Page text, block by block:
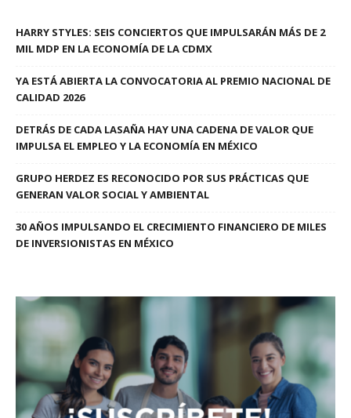
HARRY STYLES: SEIS CONCIERTOS QUE IMPULSARÁN MÁS DE 2
MIL MDP EN LA ECONOMÍA DE LA CDMX
YA ESTÁ ABIERTA LA CONVOCATORIA AL PREMIO NACIONAL DE
CALIDAD 2026
DETRÁS DE CADA LASAÑA HAY UNA CADENA DE VALOR QUE
IMPULSA EL EMPLEO Y LA ECONOMÍA EN MÉXICO
GRUPO HERDEZ ES RECONOCIDO POR SUS PRÁCTICAS QUE
GENERAN VALOR SOCIAL Y AMBIENTAL
30 AÑOS IMPULSANDO EL CRECIMIENTO FINANCIERO DE MILES
DE INVERSIONISTAS EN MÉXICO